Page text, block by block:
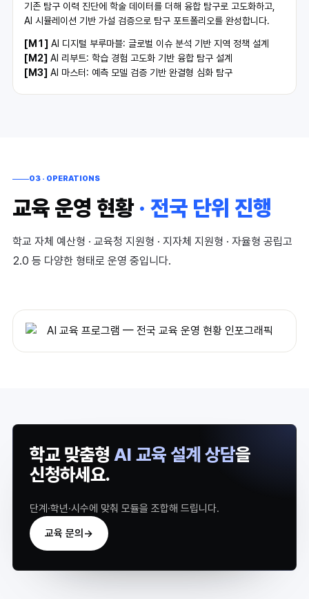
기존 탐구 이력 진단에 학술 데이터를 더해 융합 탐구로 고도화하고,
AI 시뮬레이션 기반 가설 검증으로 탐구 포트폴리오를 완성합니다.
[M1] AI 디지털 부루마블: 글로벌 이슈 분석 기반 지역 정책 설계
[M2] AI 리부트: 학습 경험 고도화 기반 융합 탐구 설계
[M3] AI 마스터: 예측 모델 검증 기반 완결형 심화 탐구
03 · OPERATIONS
교육 운영 현황 · 전국 단위 진행
학교 자체 예산형 · 교육청 지원형 · 지자체 지원형 · 자율형 공립고
2.0 등 다양한 형태로 운영 중입니다.
학교 맞춤형 AI 교육 설계 상담을
신청하세요.
단계·학년·시수에 맞춰 모듈을 조합해 드립니다.
교육 문의 →